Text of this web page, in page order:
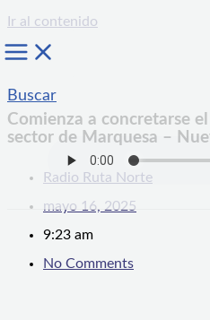
Ir al contenido
Buscar
Comienza a concretarse
sector de Marquesa –
Radio Ruta Norte
mayo 16, 2025
9:23 am
No Comments